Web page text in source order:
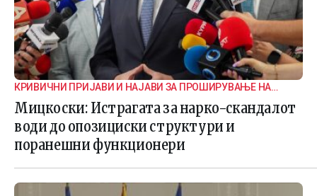
КРИВИЧНИ ПРИЈАВИ И НАЈАВИ ЗА ПРОШИРУВАЊЕ НА
ИСТРАГАТА
Мицкоски: Истрагата за нарко-скандалот
води до опозициски структури и
поранешни функционери